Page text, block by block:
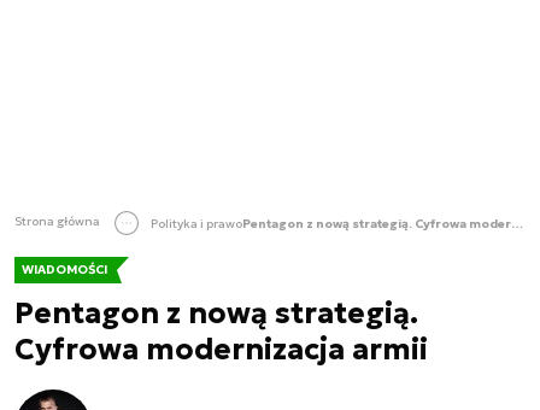
Strona główna Polityka i prawo Pentagon z nową strategią. Cyfrowa modernizacja armii
WIADOMOŚCI
Pentagon z nową strategią.
Cyfrowa modernizacja armii